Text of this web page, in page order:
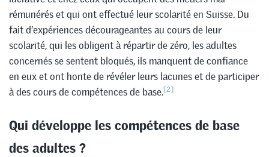
rémunérés et qui ont effectué leur scolarité en Suisse. Du
fait d’expériences décourageantes au cours de leur
scolarité, qui les obligent à répartir de zéro, les adultes
concernés se sentent bloqués, ils manquent de confiance
en eux et ont honte de révéler leurs lacunes et de participer
à des cours de compétences de base.[2]
Qui développe les compétences de base
des adultes ?